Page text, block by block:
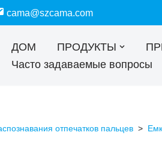
cama@szcama.com
ДОМ ПРОДУКТЫ
Часто задаваемые вопросы
отпечатков пальцев >